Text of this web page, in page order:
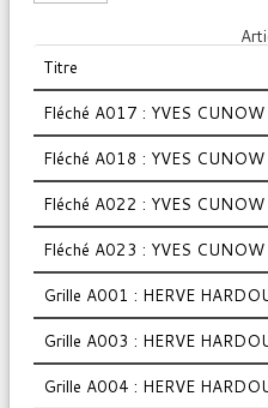
Titre
Fléché A017 : YVES
Fléché A018 : YVES
Fléché A022 : YVES
Fléché A023 : YVES
Grille A001 : HERVE
Grille A003 : HERVE
Grille A004 : HERVE